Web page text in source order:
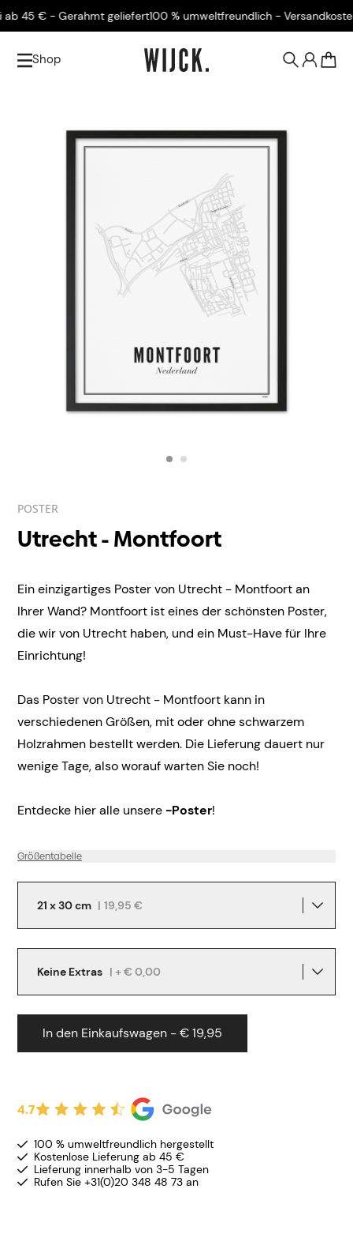
45 € - Gerahmt geliefert100 % umweltfreundlich -
Shop
POSTER
Utrecht - Montfoort
Ein einzigartiges Poster von Utrecht - Montfoort an
Ihrer Wand? Montfoort ist eines der schönsten Poster,
die wir von Utrecht haben, und ein Must-Have für Ihre
Einrichtung!
Das Poster von Utrecht - Montfoort kann in
verschiedenen Größen, mit oder ohne schwarzem
Holzrahmen bestellt werden. Die Lieferung dauert nur
wenige Tage, also worauf warten Sie noch!
Entdecke hier alle unsere-Poster!
Größentabelle
21 x 30 cm | 19,95 €
Keine Extras | + € 0,00
In den Einkaufswagen - € 19,95
4.7
100 % umweltfreundlich hergestellt
Kostenlose Lieferung ab 45 €
Lieferung innerhalb von 3-5 Tagen
Rufen Sie +31(0)20 348 48 73 an